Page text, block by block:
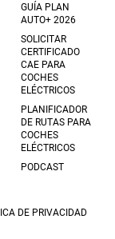
GUÍA PLAN
AUTO+ 2026
SOLICITAR
CERTIFICADO
CAE PARA
COCHES
ELÉCTRICOS
PLANIFICADOR
DE RUTAS PARA
COCHES
ELÉCTRICOS
PODCAST
DE PRIVACIDAD